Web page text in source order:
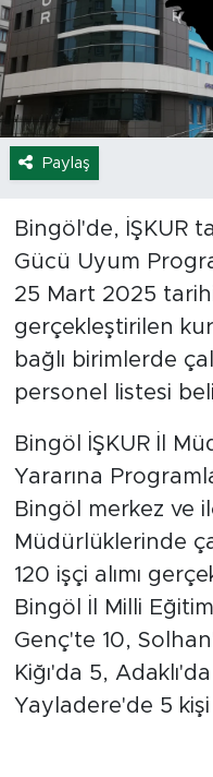
Paylaş
Bingöl'de, İŞKUR
Gücü Uyum
25 Mart 2025
gerçekleştirilen
bağlı birimlerde
personel listesi
Bingöl İŞKUR İl
Yararına
Bingöl merkez ve
Müdürlüklerinde
120 işçi alımı
Bingöl İl Milli
Genç'te 10,
Kiğı'da 5,
Yayladere'de 5 kişi
Yaşam
Sağlık
Eğitim
Ekonomi
Hava Durumu
Tavz Der
Bingöl Kaza